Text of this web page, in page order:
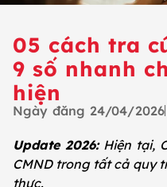
05 cách tra
9 số nhanh
hiện
Ngày đăng 24/04/2026
Update 2026:Hiện tại,
CMND trong tất cả quy
thực.